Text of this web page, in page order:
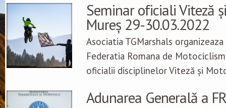
Seminar oficiali Viteză
Mureș 29-30.03.2022
Asociatia TGMarshals
Federatia Romana de
oficialii disciplinelor Viteză și
Adunarea Generală a